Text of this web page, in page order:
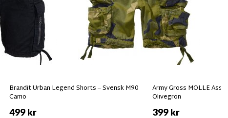
Brandit Urban Legend Shorts – Svensk M90
Camo
499 kr
Army Gross MOLLE
Olivegrön
399 kr